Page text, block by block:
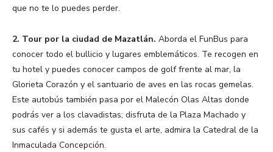
que no te lo puedes perder.
2. Tour por la ciudad de Mazatlán. Aborda el FunBus para
conocer todo el bullicio y lugares emblemáticos. Te recogen en
tu hotel y puedes conocer campos de golf frente al mar, la
Glorieta Corazón y el santuario de aves en las rocas gemelas.
Este autobús también pasa por el Malecón Olas Altas donde
podrás ver a los clavadistas; disfruta de la Plaza Machado y
sus cafés y si además te gusta el arte, admira la Catedral de la
Inmaculada Concepción.